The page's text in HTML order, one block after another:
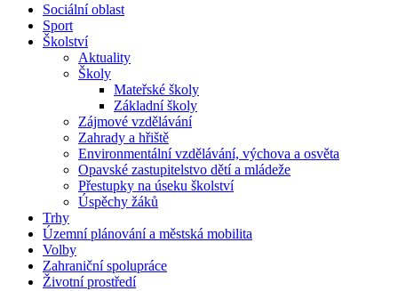
Sociální oblast
Sport
Školství
Aktuality
Školy
Mateřské školy
Základní školy
Zájmové vzdělávání
Zahrady a hřiště
Environmentální vzdělávání, výchova a osvěta
Opavské zastupitelstvo dětí a mládeže
Přestupky na úseku školství
Úspěchy žáků
Trhy
Územní plánování a městská mobilita
Volby
Zahraniční spolupráce
Životní prostředí